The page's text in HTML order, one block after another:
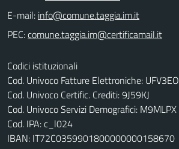
E-mail:
PEC:
Codici istituzionali
Cod. Univoco Fatture Elettroniche: UFV3EO
Cod. Univoco Certific. Crediti: 9J59KJ
Cod. Univoco Servizi Demografici: M9MLPX
Cod. IPA: c_l024
IBAN: IT72C0359901800000000158670